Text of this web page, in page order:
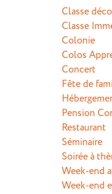
Classe
Classe
Colonie
Colos
Concert
Fête de
Pension
Restaurant
Séminaire
Soirée à
Week-end
Week-end